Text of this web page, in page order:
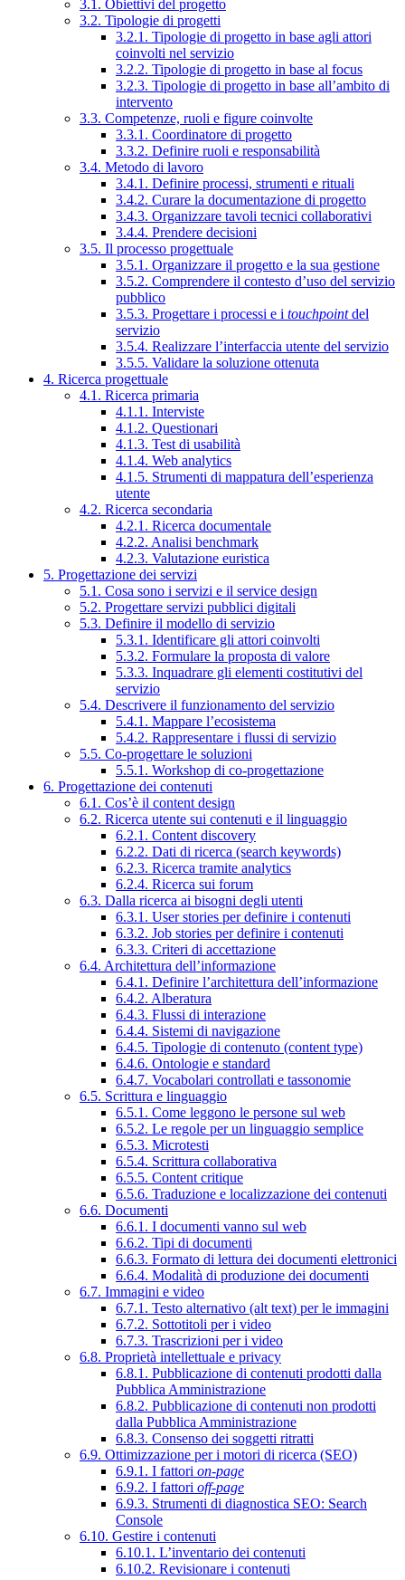
3.1. Obiettivi del progetto
3.2. Tipologie di progetti
3.2.1. Tipologie di progetto in base agli attori
coinvolti nel servizio
3.2.2. Tipologie di progetto in base al focus
3.2.3. Tipologie di progetto in base all’ambito di
intervento
3.3. Competenze, ruoli e figure coinvolte
3.3.1. Coordinatore di progetto
3.3.2. Definire ruoli e responsabilità
3.4. Metodo di lavoro
3.4.1. Definire processi, strumenti e rituali
3.4.2. Curare la documentazione di progetto
3.4.3. Organizzare tavoli tecnici collaborativi
3.4.4. Prendere decisioni
3.5. Il processo progettuale
3.5.1. Organizzare il progetto e la sua gestione
3.5.2. Comprendere il contesto d’uso del servizio
pubblico
3.5.3. Progettare i processi e i touchpointdel
servizio
3.5.4. Realizzare l’interfaccia utente del servizio
3.5.5. Validare la soluzione ottenuta
4. Ricerca progettuale
4.1. Ricerca primaria
4.1.1. Interviste
4.1.2. Questionari
4.1.3. Test di usabilità
4.1.4. Web analytics
4.1.5. Strumenti di mappatura dell’esperienza
utente
4.2. Ricerca secondaria
4.2.1. Ricerca documentale
4.2.2. Analisi benchmark
4.2.3. Valutazione euristica
5. Progettazione dei servizi
5.1. Cosa sono i servizi e il service design
5.2. Progettare servizi pubblici digitali
5.3. Definire il modello di servizio
5.3.1. Identificare gli attori coinvolti
5.3.2. Formulare la proposta di valore
5.3.3. Inquadrare gli elementi costitutivi del
servizio
5.4. Descrivere il funzionamento del servizio
5.4.1. Mappare l’ecosistema
5.4.2. Rappresentare i flussi di servizio
5.5. Co-progettare le soluzioni
5.5.1. Workshop di co-progettazione
6. Progettazione dei contenuti
6.1. Cos’è il content design
6.2. Ricerca utente sui contenuti e il linguaggio
6.2.1. Content discovery
6.2.2. Dati di ricerca (search keywords)
6.2.3. Ricerca tramite analytics
6.2.4. Ricerca sui forum
6.3. Dalla ricerca ai bisogni degli utenti
6.3.1. User stories per definire i contenuti
6.3.2. Job stories per definire i contenuti
6.3.3. Criteri di accettazione
6.4. Architettura dell’informazione
6.4.1. Definire l’architettura dell’informazione
6.4.2. Alberatura
6.4.3. Flussi di interazione
6.4.4. Sistemi di navigazione
6.4.5. Tipologie di contenuto (content type)
6.4.6. Ontologie e standard
6.4.7. Vocabolari controllati e tassonomie
6.5. Scrittura e linguaggio
6.5.1. Come leggono le persone sul web
6.5.2. Le regole per un linguaggio semplice
6.5.3. Microtesti
6.5.4. Scrittura collaborativa
6.5.5. Content critique
6.5.6. Traduzione e localizzazione dei contenuti
6.6. Documenti
6.6.1. I documenti vanno sul web
6.6.2. Tipi di documenti
6.6.3. Formato di lettura dei documenti elettronici
6.6.4. Modalità di produzione dei documenti
6.7. Immagini e video
6.7.1. Testo alternativo (alt text) per le immagini
6.7.2. Sottotitoli per i video
6.7.3. Trascrizioni per i video
6.8. Proprietà intellettuale e privacy
6.8.1. Pubblicazione di contenuti prodotti dalla
Pubblica Amministrazione
6.8.2. Pubblicazione di contenuti non prodotti
dalla Pubblica Amministrazione
6.8.3. Consenso dei soggetti ritratti
6.9. Ottimizzazione per i motori di ricerca (SEO)
6.9.1. I fattori on-page
6.9.2. I fattori off-page
6.9.3. Strumenti di diagnostica SEO: Search
Console
6.10. Gestire i contenuti
6.10.1. L’inventario dei contenuti
6.10.2. Revisionare i contenuti